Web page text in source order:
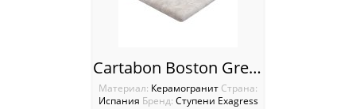
Cartabon Boston Grey Ступень угловая Boston
Материал: Керамогранит Cтрана:
Испания Бренд: Ступени Exagress